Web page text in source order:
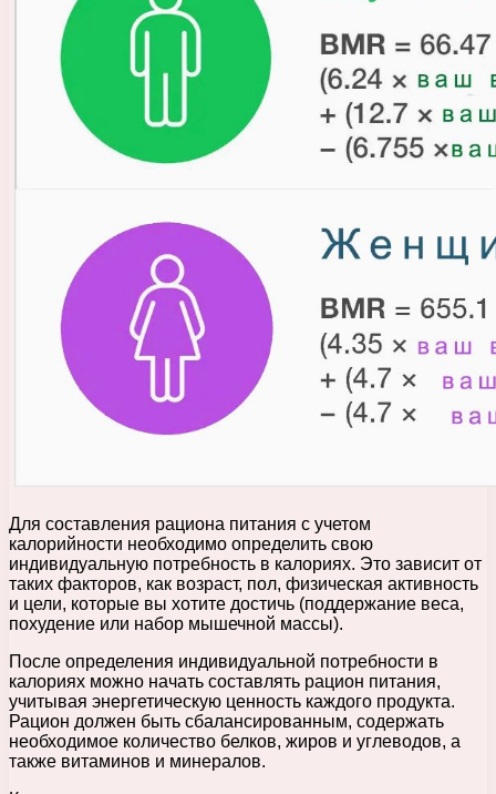
Для составления рациона питания с учетом
калорийности необходимо определить свою
индивидуальную потребность в калориях. Это зависит от
таких факторов, как возраст, пол, физическая активность
и цели, которые вы хотите достичь (поддержание веса,
похудение или набор мышечной массы).
После определения индивидуальной потребности в
калориях можно начать составлять рацион питания,
учитывая энергетическую ценность каждого продукта.
Рацион должен быть сбалансированным, содержать
необходимое количество белков, жиров и углеводов, а
также витаминов и минералов.